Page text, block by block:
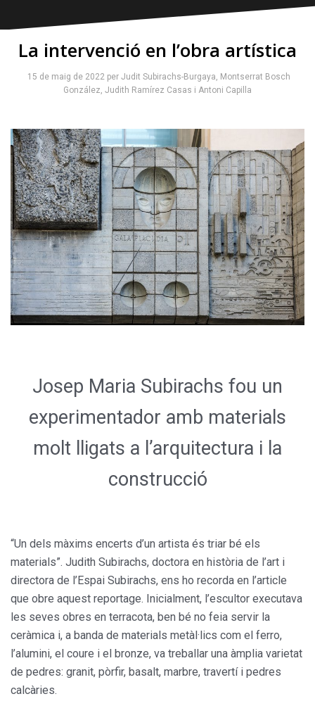
La intervenció en l’obra artística
15 de maig de 2022 per Judit Subirachs-Burgaya, Montserrat Bosch
González, Judith Ramírez Casas i Antoni Capilla
Josep Maria Subirachs fou un
experimentador amb materials
molt lligats a l’arquitectura i la
construcció
“Un dels màxims encerts d’un artista és triar bé els
materials”. Judith Subirachs, doctora en història de l’art i
directora de l’Espai Subirachs, ens ho recorda en l’article
que obre aquest reportage. Inicialment, l’escultor executava
les seves obres en terracota, ben bé no feia servir la
ceràmica i, a banda de materials metàl·lics com el ferro,
l’alumini, el coure i el bronze, va treballar una àmplia varietat
de pedres: granit, pòrfir, basalt, marbre, travertí i pedres
calcàries.